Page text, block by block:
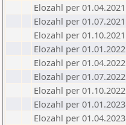
Elozahl per 01.04.2021
Elozahl per 01.07.2021
Elozahl per 01.10.2021
Elozahl per 01.01.2022
Elozahl per 01.04.2022
Elozahl per 01.07.2022
Elozahl per 01.10.2022
Elozahl per 01.01.2023
Elozahl per 01.04.2023